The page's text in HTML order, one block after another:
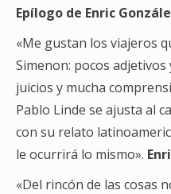
Epílogo de Enric
«Me gustan los viajeros
Simenon: pocos
juicios y mucha
Pablo Linde se ajusta al
con su relato
le ocurrirá lo mismo».
«Del rincón de las cosas